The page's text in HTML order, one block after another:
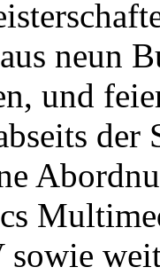
neun
und
sowie